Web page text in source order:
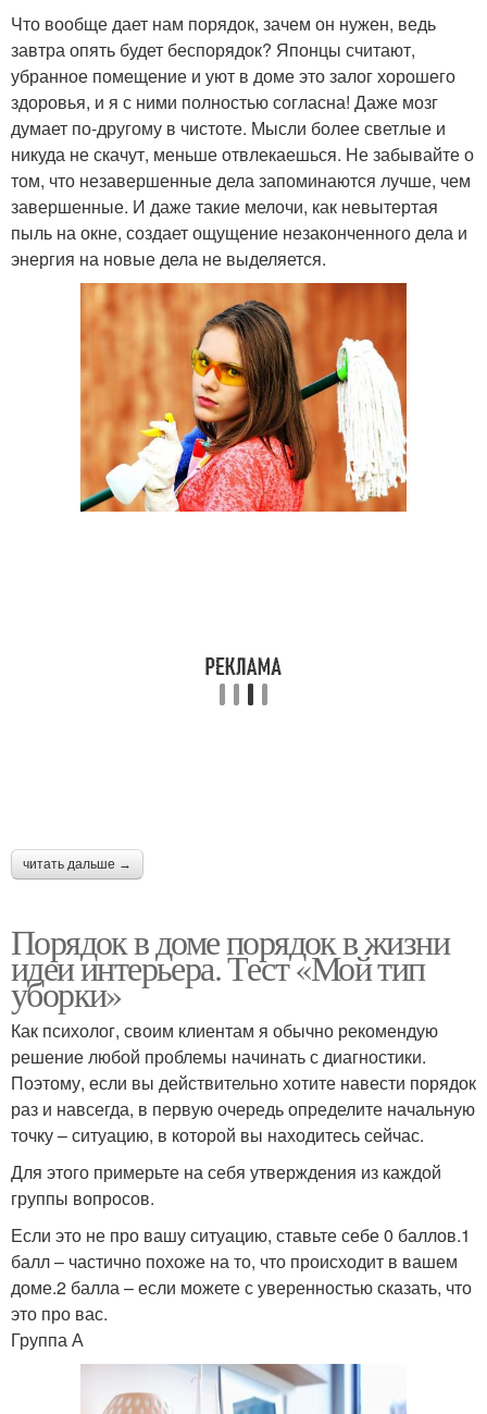
Что вообще дает нам порядок, зачем он нужен, ведь
завтра опять будет беспорядок? Японцы считают,
убранное помещение и уют в доме это залог хорошего
здоровья, и я с ними полностью согласна! Даже мозг
думает по-другому в чистоте. Мысли более светлые и
никуда не скачут, меньше отвлекаешься. Не забывайте о
том, что незавершенные дела запоминаются лучше, чем
завершенные. И даже такие мелочи, как невытертая
пыль на окне, создает ощущение незаконченного дела и
энергия на новые дела не выделяется.
читать дальше →
Порядок в доме порядок в жизни
идеи интерьера. Тест «Мой тип
уборки»
Как психолог, своим клиентам я обычно рекомендую
решение любой проблемы начинать с диагностики.
Поэтому, если вы действительно хотите навести порядок
раз и навсегда, в первую очередь определите начальную
точку – ситуацию, в которой вы находитесь сейчас.
Для этого примерьте на себя утверждения из каждой
группы вопросов.
Если это не про вашу ситуацию, ставьте себе 0 баллов.1
балл – частично похоже на то, что происходит в вашем
доме.2 балла – если можете с уверенностью сказать, что
это про вас.
Группа А